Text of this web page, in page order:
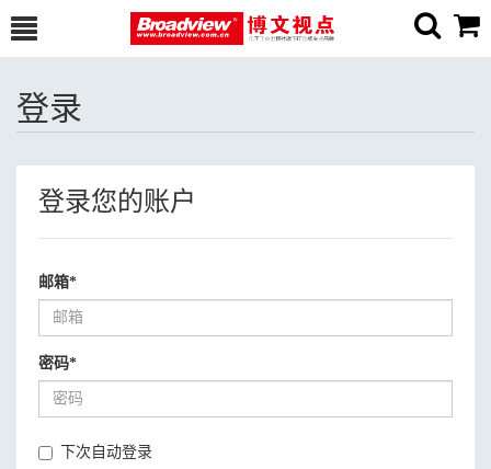
登录
登录您的账户
邮箱*
密码*
下次自动登录